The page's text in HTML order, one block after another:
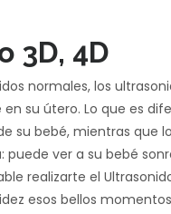
3D, 4D
normales, los
su útero. Lo que es
su bebé, mientras que
ver a su bebé
realizarte el
esos bellos